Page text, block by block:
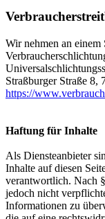
Wir nehmen an
Straßburger Straße 8,
https://
Haftung für Inhalte
Als Diensteanbieter
Inhalte auf diesen
verantwortlich. Nach
jedoch nicht
Informationen zu